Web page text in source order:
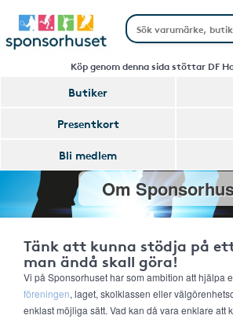
Köp genom denna sida stöttar DF
Butiker
Presentkort
Bli medlem
Om
Tänk att kunna stödja på
man ändå skall göra!
Vi på Sponsorhuset har som ambition att hjälpa
föreningen, laget, skolklassen eller
enklast möjliga sätt. Vad kan då vara enklare att